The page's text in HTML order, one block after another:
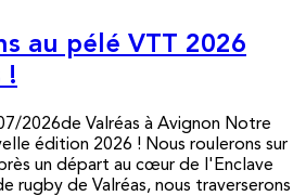
au pélé VTT 2026
!
2026de Valréas à Avignon Notre
édition 2026 ! Nous roulerons sur
un départ au cœur de l'Enclave
rugby de Valréas, nous traverserons